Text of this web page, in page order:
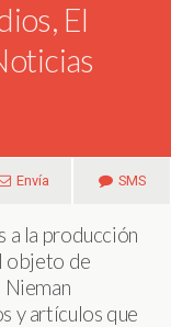
El
Envía SMS
a la producción
objeto de
Nieman
y artículos que